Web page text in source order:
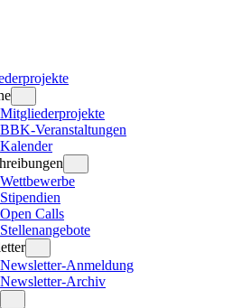
Mitgliederprojekte
BBK-Veranstaltungen
Kalender
Wettbewerbe
Stipendien
Open Calls
Stellenangebote
Newsletter-Anmeldung
Newsletter-Archiv